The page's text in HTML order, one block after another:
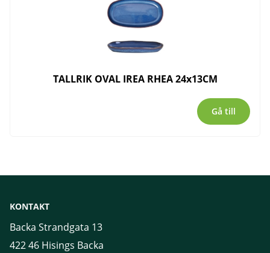
TALLRIK OVAL IREA RHEA 24x13CM
Gå till
KONTAKT
Backa Strandgata 13
422 46 Hisings Backa